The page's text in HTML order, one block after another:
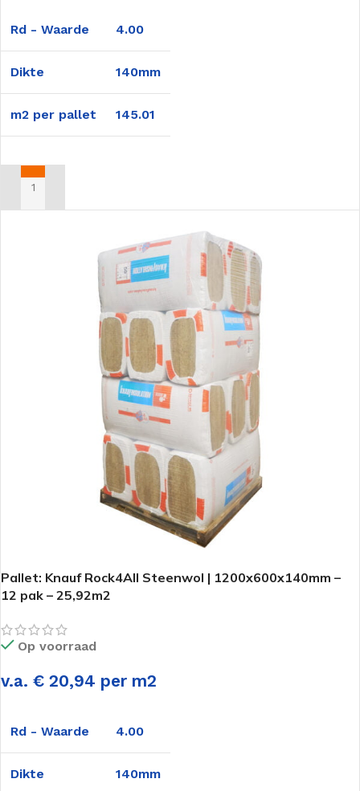
Rd - Waarde 4.00
Dikte 140mm
m2 per pallet 145.01
TOEVOEGEN AAN WINKELWAGEN
Pallet: Knauf Rock4All Steenwol | 1200x600x140mm –
12 pak – 25,92m2
Op voorraad
v.a. € 20,94 per m2
Rd - Waarde 4.00
Dikte 140mm